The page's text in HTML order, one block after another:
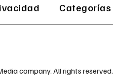
Categorías
company. All rights reserved.